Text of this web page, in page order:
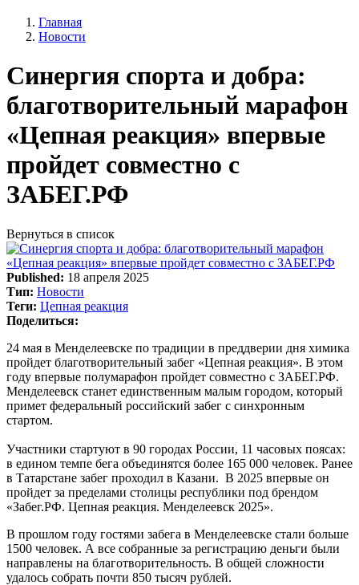
Главная
Новости
Синергия спорта и добра:
благотворительный марафон
«Цепная реакция» впервые
пройдет совместно с
ЗАБЕГ.РФ
Вернуться в список
Published: 18 апреля 2025
Тип: Новости
Теги: Цепная реакция
Поделиться:
24 мая в Менделеевске по традиции в преддверии дня химика
пройдет благотворительный забег «Цепная реакция». В этом
году впервые полумарафон пройдет совместно с ЗАБЕГ.РФ.
Менделеевск станет единственным малым городом, который
примет федеральный российский забег с синхронным
стартом.
Участники стартуют в 90 городах России, 11 часовых поясах:
в едином темпе бега объединятся более 165 000 человек. Ранее
в Татарстане забег проходил в Казани. В 2025 впервые он
пройдет за пределами столицы республики под брендом
«Забег.РФ. Цепная реакция. Менделеевск 2025».
В прошлом году гостями забега в Менделеевске стали больше
1500 человек. А все собранные за регистрацию деньги были
направлены на благотворительность. В общей сложности
удалось собрать почти 850 тысяч рублей.